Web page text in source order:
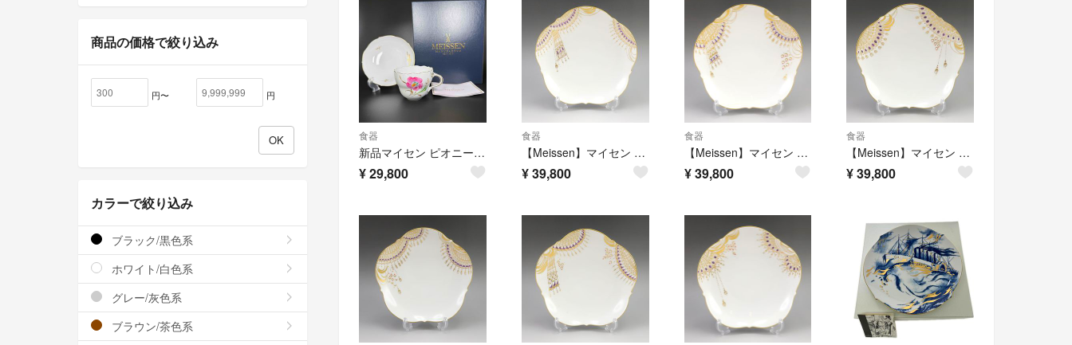
食器
新品マイセン ピオニー(芍薬)ゴールドリーフ コーヒーCS1客(共箱付)、1級
¥29,800
食器
【Meissen】マイセン アラビアンナイト 16cm プレート 皿 23615 680810/11 ポーセリン _ 食器
¥39,800
食器
【Meissen】マイセン アラビアンナイト 16cm プレート 皿 23615 680810/11 ポーセリン _ 食器
¥39,800
食器
【Meissen】マイセン アラビアンナイト 16cm プレート 皿 23615 680810/11 ポーセリン _ 食器
¥39,800
商品の価格で絞り込み
円〜 円
カラーで絞り込み
ブラック/黒色系
ホワイト/白色系
グレー/灰色系
ブラウン/茶色系